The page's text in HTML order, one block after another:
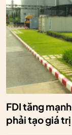
FDI tăng
phải tạo giá